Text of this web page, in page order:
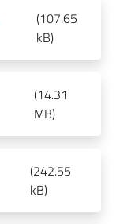
(107.65
kB)
(14.31
MB)
(242.55
kB)